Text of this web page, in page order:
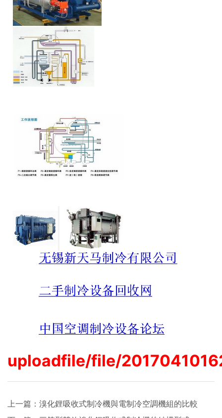
uploadfile/file/
上一篇： 溴化鋰吸收式制冷機與電制冷空調機組的比較